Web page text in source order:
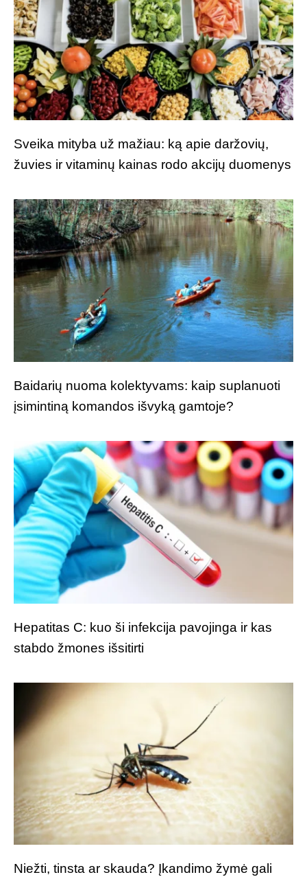
Sveika mityba už mažiau: ką apie daržovių,
žuvies ir vitaminų kainas rodo akcijų duomenys
Baidarių nuoma kolektyvams: kaip suplanuoti
įsimintiną komandos išvyką gamtoje?
Hepatitas C: kuo ši infekcija pavojinga ir kas
stabdo žmones išsitirti
Niežti, tinsta ar skauda? Įkandimo žymė gali